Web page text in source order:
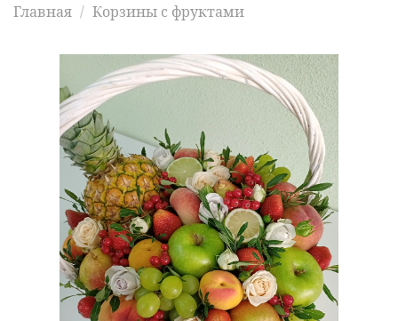
Главная Корзины с фруктами